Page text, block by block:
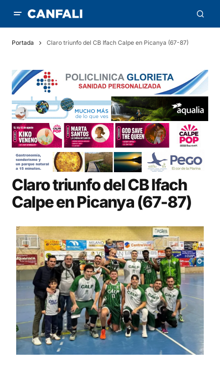
Portada Claro triunfo del CB Ifach Calpe en Picanya (67-87)
Claro triunfo del CB Ifach
Calpe en Picanya (67-87)